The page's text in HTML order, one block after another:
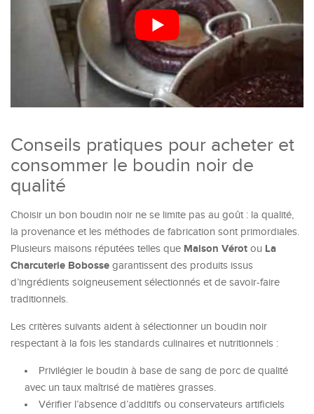
Conseils pratiques pour acheter et
consommer le boudin noir de
qualité
Choisir un bon boudin noir ne se limite pas au goût : la qualité,
la provenance et les méthodes de fabrication sont primordiales.
Plusieurs maisons réputées telles que Maison Vérot ou La
Charcuterie Bobosse garantissent des produits issus
d’ingrédients soigneusement sélectionnés et de savoir-faire
traditionnels.
Les critères suivants aident à sélectionner un boudin noir
respectant à la fois les standards culinaires et nutritionnels :
Privilégier le boudin à base de sang de porc de qualité
avec un taux maîtrisé de matières grasses.
Vérifier l’absence d’additifs ou conservateurs artificiels